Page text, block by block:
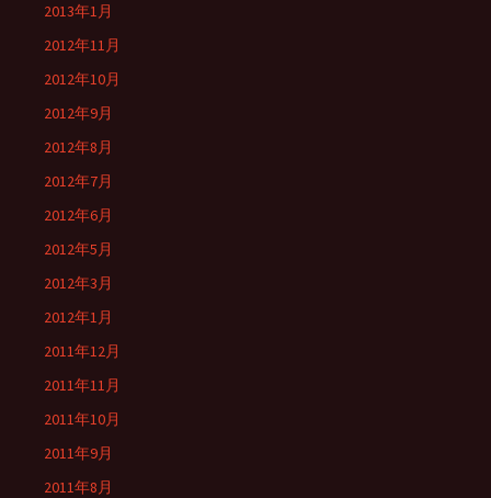
2013年1月
2012年11月
2012年10月
2012年9月
2012年8月
2012年7月
2012年6月
2012年5月
2012年3月
2012年1月
2011年12月
2011年11月
2011年10月
2011年9月
2011年8月